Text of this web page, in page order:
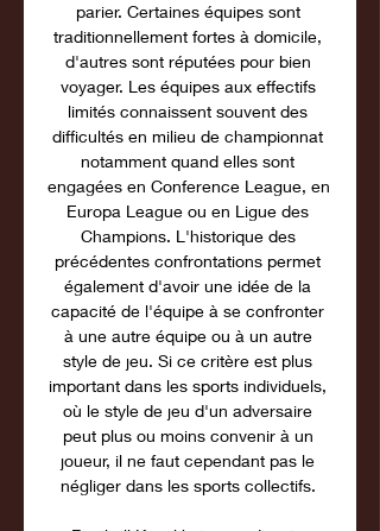
parier. Certaines équipes sont
traditionnellement fortes à domicile,
d'autres sont réputées pour bien
voyager. Les équipes aux effectifs
limités connaissent souvent des
difficultés en milieu de championnat
notamment quand elles sont
engagées en Conference League, en
Europa League ou en Ligue des
Champions. L'historique des
précédentes confrontations permet
également d'avoir une idée de la
capacité de l'équipe à se confronter
à une autre équipe ou à un autre
style de jeu. Si ce critère est plus
important dans les sports individuels,
où le style de jeu d'un adversaire
peut plus ou moins convenir à un
joueur, il ne faut cependant pas le
négliger dans les sports collectifs.